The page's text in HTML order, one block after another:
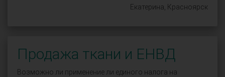
Екатерина, Красноярск
Продажа ткани и ЕНВД
Возможно ли применение ли единого налога на